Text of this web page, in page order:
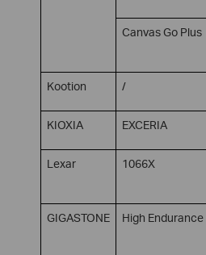
Canvas Go Plus
Kootion /
KIOXIA EXCERIA
Lexar 1066X
GIGASTONE High Endurance